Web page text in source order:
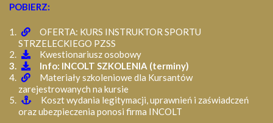
POBIERZ:
OFERTA: KURS INSTRUKTOR SPORTU
STRZELECKIEGO PZSS
Kwestionariusz osobowy
Info: INCOLT SZKOLENIA (terminy)
Materiały szkoleniowe dla Kursantów
zarejestrowanych na kursie
Koszt wydania legitymacji, uprawnień i zaświadczeń
oraz ubezpieczenia ponosi firma INCOLT